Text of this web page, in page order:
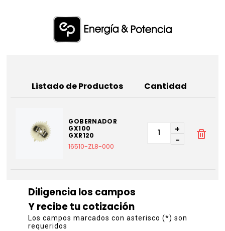
Listado de Productos Cantidad
GOBERNADOR
GX100
GXR120
16510-ZL8-000
+
-
Diligencia los campos
Y recibe tu cotización
Los campos marcados con asterisco (*) son
requeridos